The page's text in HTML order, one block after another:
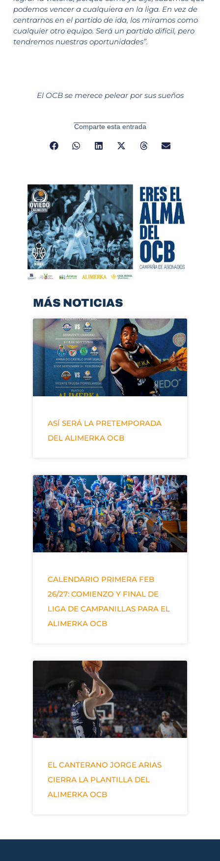
podemos vencer a cualquiera en la liga. En vez de
centrarnos en el partido de ida, los miramos como
cualquier otro equipo. Será un partido difícil, pero
tendremos nuestras oportunidades”.
El OCB se merece pelear por sus sueños
Comparte esta entrada
MÁS NOTICIAS
ASÍ SERÁ LA PRETEMPORADA
DEL ALIMERKA OCB
CALENDARIO PRIMERA FEB
26/27: COMIENZO Y FINAL DE
LIGA DE CAMPANILLAS PARA EL
ALIMERKA OCB
EL CANTERANO JORGE ARIAS
CIERRA LA PLANTILLA DEL
ALIMERKA OCB